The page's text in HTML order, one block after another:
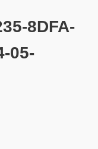
8DFA-
05-